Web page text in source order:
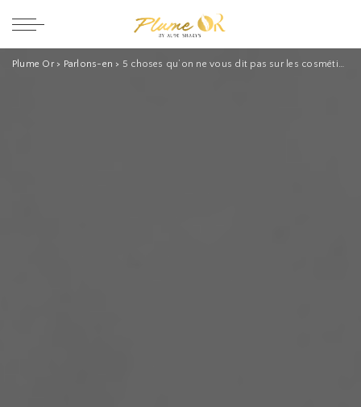
Plume Or> Parlons-en > 5 choses qu’on ne vous dit pas sur les cosmétiques